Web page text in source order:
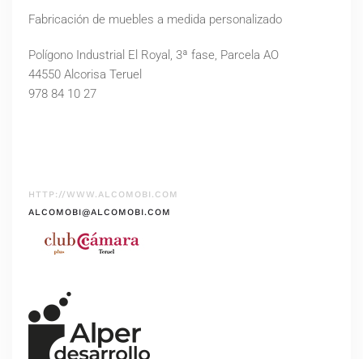
Fabricación de muebles a medida personalizado
Polígono Industrial El Royal, 3ª fase, Parcela AO
44550 Alcorisa Teruel
978 84 10 27
HTTP://WWW.ALCOMOBI.COM
ALCOMOBI@ALCOMOBI.COM